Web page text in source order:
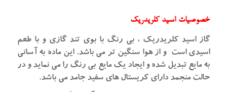
خصوصیات اسید کلریدریک
گاز اسید کلریدریک ، بی رنگ با بوی تند گازی و با طعم
اسیدی است و از هوا سنگین تر می باشد. این ماده به آسانی
به مایع تبدیل شده و ایجاد یک مایع بی رنگ را می نماید و در
حالت منجمد دارای کریستال های سفید جامد می باشد.